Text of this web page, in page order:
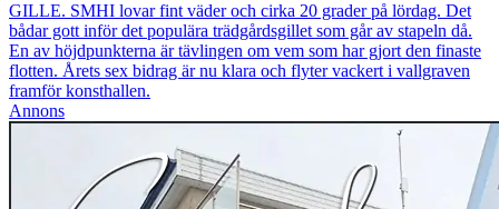
GILLE. SMHI lovar fint väder och cirka 20 grader på lördag. Det
bådar gott inför det populära trädgårdsgillet som går av stapeln då.
En av höjdpunkterna är tävlingen om vem som har gjort den finaste
flotten. Årets sex bidrag är nu klara och flyter vackert i vallgraven
framför konsthallen.
Annons